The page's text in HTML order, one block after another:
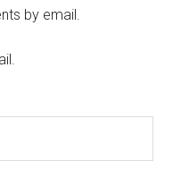
by email.